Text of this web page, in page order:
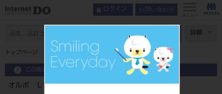
ログイン お問い合わせ
メニュー
詳細
トップページ オルボ ＬＥＤライト Φ６用
この商品に関するお問い合わせ
オルボ ＬＥＤライト Φ６用